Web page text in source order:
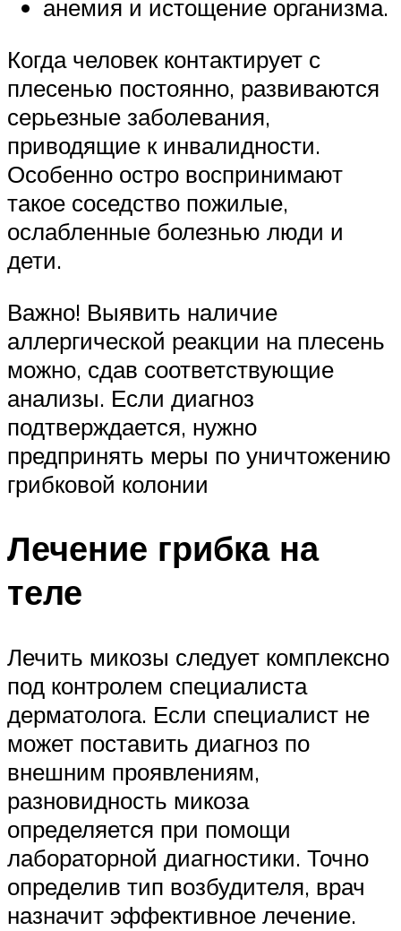
анемия и истощение организма.
Когда человек контактирует с
плесенью постоянно, развиваются
серьезные заболевания,
приводящие к инвалидности.
Особенно остро воспринимают
такое соседство пожилые,
ослабленные болезнью люди и
дети.
Важно! Выявить наличие
аллергической реакции на плесень
можно, сдав соответствующие
анализы. Если диагноз
подтверждается, нужно
предпринять меры по уничтожению
грибковой колонии
Лечение грибка на
теле
Лечить микозы следует комплексно
под контролем специалиста
дерматолога. Если специалист не
может поставить диагноз по
внешним проявлениям,
разновидность микоза
определяется при помощи
лабораторной диагностики. Точно
определив тип возбудителя, врач
назначит эффективное лечение.